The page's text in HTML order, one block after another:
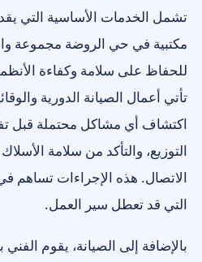
تشمل الخدمات الأساسية التي
مكتبية في حي الروضة مجموعة
للحفاظ على سلامة وكفاءة
تأتي أعمال الصيانة الدورية
اكتشاف أي مشاكل محتملة قبل
التوزيع، والتأكد من سلامة
الاتصال. هذه الإجراءات تساهم
التي قد تعطل سير العمل.
بالإضافة إلى الصيانة، يقوم